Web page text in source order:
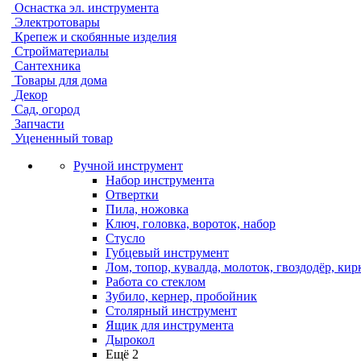
Оснастка эл. инструмента
Электротовары
Крепеж и скобянные изделия
Стройматериалы
Сантехника
Товары для дома
Декор
Сад, огород
Запчасти
Уцененный товар
Ручной инструмент
Набор инструмента
Отвертки
Пила, ножовка
Ключ, головка, вороток, набор
Стусло
Губцевый инструмент
Лом, топор, кувалда, молоток, гвоздодёр,
Работа со стеклом
Зубило, кернер, пробойник
Столярный инструмент
Ящик для инструмента
Дырокол
Ещё 2